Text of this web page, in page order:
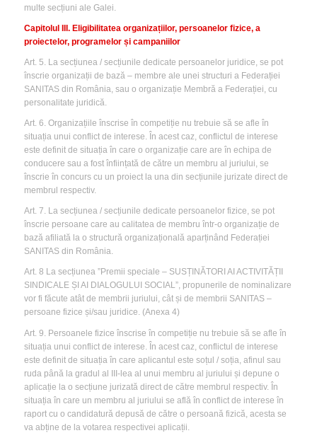
multe secțiuni ale Galei.
Capitolul III. Eligibilitatea organizațiilor, persoanelor fizice, a
proiectelor, programelor și campaniilor
Art. 5. La secțiunea / secțiunile dedicate persoanelor juridice, se pot
înscrie organizații de bază – membre ale unei structuri a Federației
SANITAS din România, sau o organizație Membră a Federației, cu
personalitate juridică.
Art. 6. Organizațiile înscrise în competiție nu trebuie să se afle în
situația unui conflict de interese. În acest caz, conflictul de interese
este definit de situația în care o organizație care are în echipa de
conducere sau a fost înființată de către un membru al juriului, se
înscrie în concurs cu un proiect la una din secțiunile jurizate direct de
membrul respectiv.
Art. 7. La secțiunea / secțiunile dedicate persoanelor fizice, se pot
înscrie persoane care au calitatea de membru într-o organizație de
bază afiliată la o structură organizațională aparținând Federației
SANITAS din România.
Art. 8 La secțiunea ”Premii speciale – SUSȚINĂTORI AI ACTIVITĂȚII
SINDICALE ȘI AI DIALOGULUI SOCIAL”, propunerile de nominalizare
vor fi făcute atât de membrii juriului, cât și de membrii SANITAS –
persoane fizice și/sau juridice. (Anexa 4)
Art. 9. Persoanele fizice înscrise în competiție nu trebuie să se afle în
situația unui conflict de interese. În acest caz, conflictul de interese
este definit de situația în care aplicantul este soțul / soția, afinul sau
ruda până la gradul al III-lea al unui membru al juriului și depune o
aplicație la o secțiune jurizată direct de către membrul respectiv. În
situația în care un membru al juriului se află în conflict de interese în
raport cu o candidatură depusă de către o persoană fizică, acesta se
va abține de la votarea respectivei aplicații.